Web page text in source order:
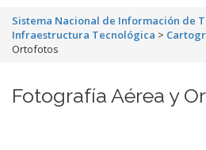
Sistema Nacional de Información de
Infraestructura Tecnológica >
Ortofotos
Fotografía Aérea y